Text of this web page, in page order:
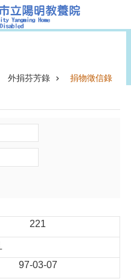
外捐芬芳錄 捐物徵信錄
221
97-03-07